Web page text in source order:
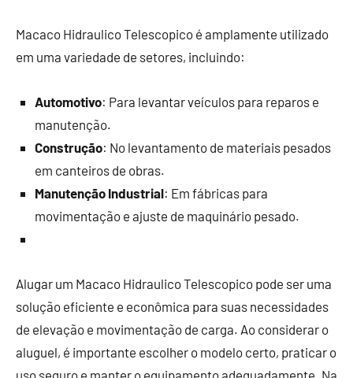
Macaco Hidraulico Telescopico é amplamente utilizado
em uma variedade de setores, incluindo:
Automotivo: Para levantar veículos para reparos e
manutenção.
Construção: No levantamento de materiais pesados
em canteiros de obras.
Manutenção Industrial: Em fábricas para
movimentação e ajuste de maquinário pesado.
Alugar um Macaco Hidraulico Telescopico pode ser uma
solução eficiente e econômica para suas necessidades
de elevação e movimentação de carga. Ao considerar o
aluguel, é importante escolher o modelo certo, praticar o